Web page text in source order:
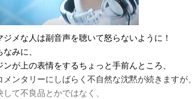
ジメな人は副音声を聴いて怒らないように！
なみに、
ンが上の表情をするちょっと手前んところ、
メンタリーにしばらく不自然な沈黙が続きますが、
して不良品とかではなく、